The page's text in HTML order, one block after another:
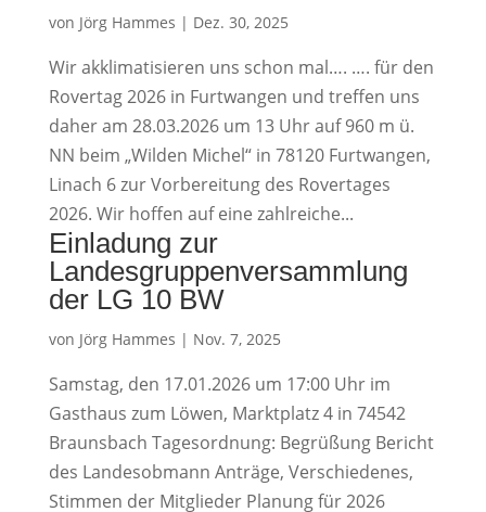
von Jörg Hammes | Dez. 30, 2025
Wir akklimatisieren uns schon mal…. …. für den
Rovertag 2026 in Furtwangen und treffen uns
daher am 28.03.2026 um 13 Uhr auf 960 m ü.
NN beim „Wilden Michel“ in 78120 Furtwangen,
Linach 6 zur Vorbereitung des Rovertages
2026. Wir hoffen auf eine zahlreiche...
Einladung zur
Landesgruppenversammlung
der LG 10 BW
von Jörg Hammes | Nov. 7, 2025
Samstag, den 17.01.2026 um 17:00 Uhr im
Gasthaus zum Löwen, Marktplatz 4 in 74542
Braunsbach Tagesordnung: Begrüßung Bericht
des Landesobmann Anträge, Verschiedenes,
Stimmen der Mitglieder Planung für 2026